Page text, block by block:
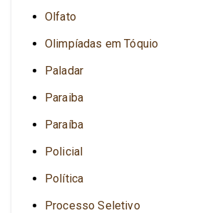
Olfato
Olimpíadas em Tóquio
Paladar
Paraiba
Paraíba
Policial
Política
Processo Seletivo